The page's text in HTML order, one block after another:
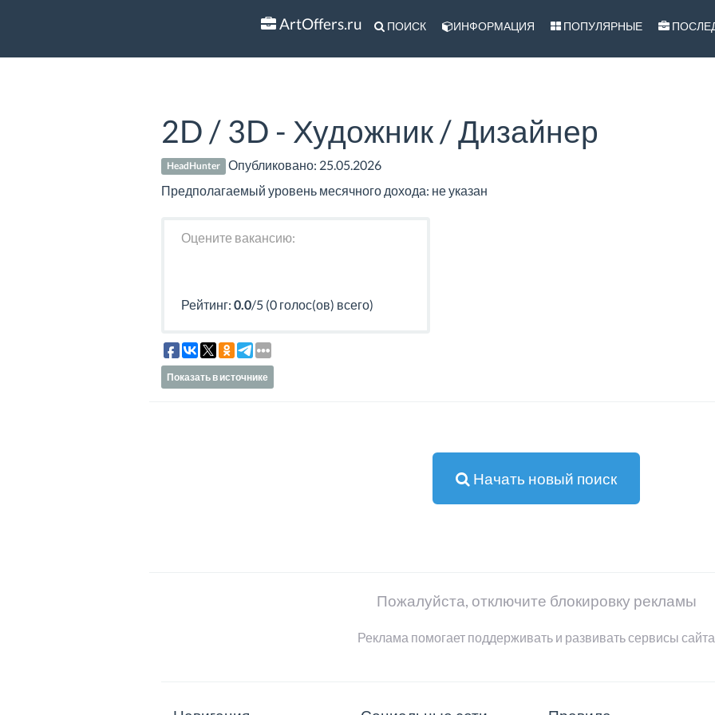
ArtOffers.ru ПОИСК ИНФОРМАЦИЯ ПОПУЛЯРНЫЕ
2D / 3D - Художник / Дизайнер
HeadHunter Опубликовано: 25.05.2026
Предполагаемый уровень месячного дохода: не указан
Оцените вакансию:
Рейтинг: 0.0/5 (0 голос(ов) всего)
Показать в источнике
Начать новый поиск
Пожалуйста, отключите блокировку рекламы
Реклама помогает поддерживать и развивать сервисы сайта